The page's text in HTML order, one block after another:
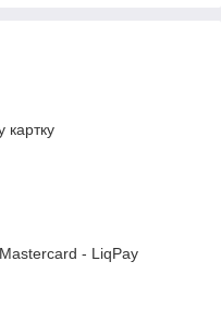
картку
- LiqPay